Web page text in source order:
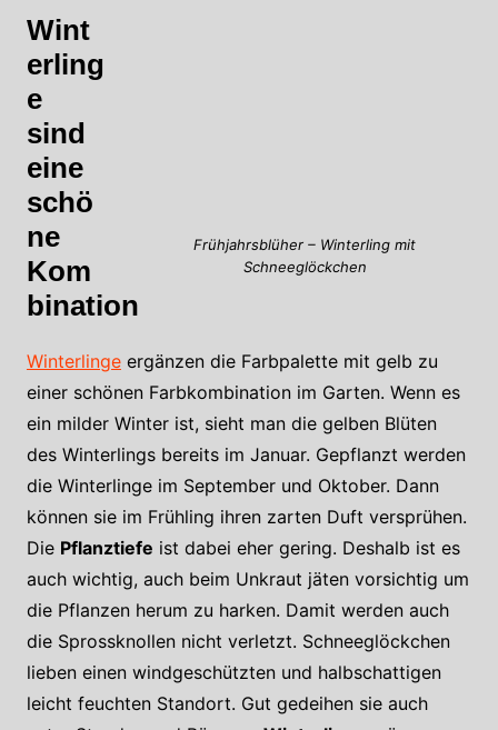
Frühjahrsblüher – Winterling mit
Schneeglöckchen
Wint
erling
e
sind
eine
schö
ne
Kom
bination
Winterlingeergänzen die Farbpalette mit gelb zu
einer schönen Farbkombination im Garten. Wenn es
ein milder Winter ist, sieht man die gelben Blüten
des Winterlings bereits im Januar. Gepflanzt werden
die Winterlinge im September und Oktober. Dann
können sie im Frühling ihren zarten Duft versprühen.
Die Pflanztiefe ist dabei eher gering. Deshalb ist es
auch wichtig, auch beim Unkraut jäten vorsichtig um
die Pflanzen herum zu harken. Damit werden auch
die Sprossknollen nicht verletzt. Schneeglöckchen
lieben einen windgeschützten und halbschattigen
leicht feuchten Standort. Gut gedeihen sie auch